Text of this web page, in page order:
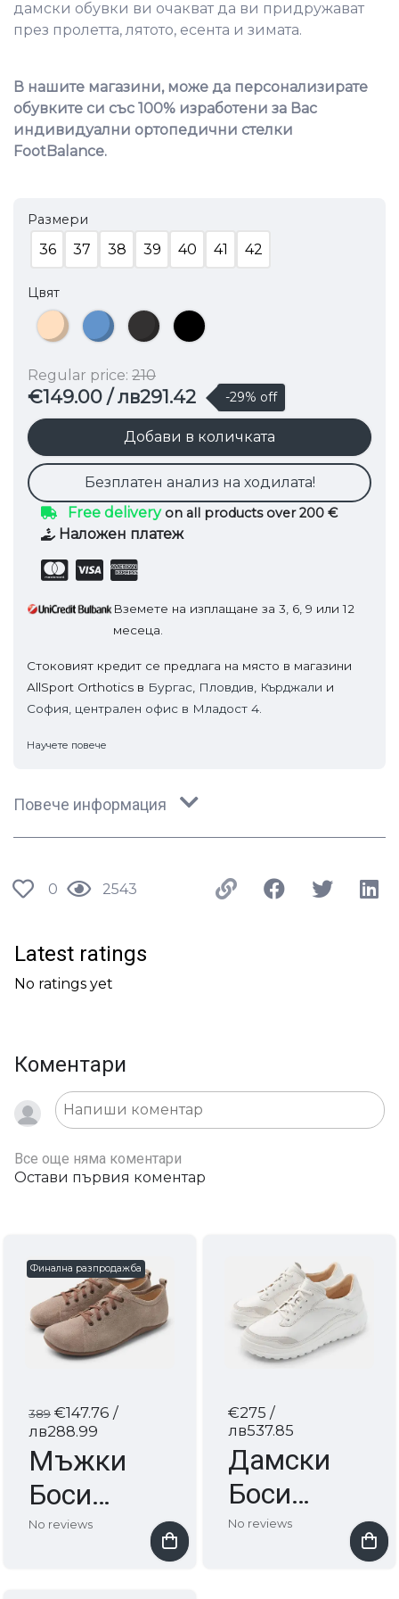
дамски обувки ви очакват да ви придружават
през пролетта, лятото, есента и зимата.
В нашите магазини, може да персонализирате
обувките си със 100% изработени за Вас
индивидуални ортопедични стелки
FootBalance.
Размери
36 37 38 39 40 41 42
Цвят
Regular price: 210
€149.00 / лв291.42 -29% off
Добави в количката
Безплатен анализ на ходилата!
Free delivery on all products over 200 €
Наложен платеж
Вземете на изплащане за 3, 6, 9 или 12
месеца.
Стоковият кредит се предлага на място в магазини
AllSport Orthotics в Бургас Пловдив Кърджали и
София, централен офис в Младост 4.
Научете повече
Повече информация
0 2543
Latest ratings
No ratings yet
Коментари
Все още няма коментари
Остави първия коментар
Финална разпродажба
Мъжки
Боси
Обувки
No reviews
389 €147.76 /
лв288.99
Дамски
Боси
Обувки
No reviews
€275 /
лв537.85